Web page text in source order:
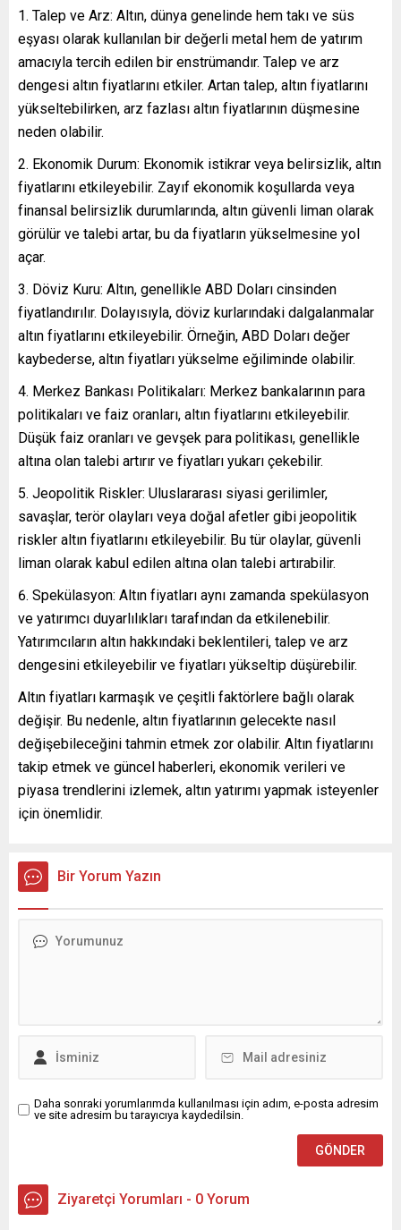
Talep ve Arz: Altın, dünya genelinde hem takı ve süs
eşyası olarak kullanılan bir değerli metal hem de yatırım
amacıyla tercih edilen bir enstrümandır. Talep ve arz
dengesi altın fiyatlarını etkiler. Artan talep, altın fiyatlarını
yükseltebilirken, arz fazlası altın fiyatlarının düşmesine
neden olabilir.
Ekonomik Durum: Ekonomik istikrar veya belirsizlik, altın
fiyatlarını etkileyebilir. Zayıf ekonomik koşullarda veya
finansal belirsizlik durumlarında, altın güvenli liman olarak
görülür ve talebi artar, bu da fiyatların yükselmesine yol
açar.
Döviz Kuru: Altın, genellikle ABD Doları cinsinden
fiyatlandırılır. Dolayısıyla, döviz kurlarındaki dalgalanmalar
altın fiyatlarını etkileyebilir. Örneğin, ABD Doları değer
kaybederse, altın fiyatları yükselme eğiliminde olabilir.
Merkez Bankası Politikaları: Merkez bankalarının para
politikaları ve faiz oranları, altın fiyatlarını etkileyebilir.
Düşük faiz oranları ve gevşek para politikası, genellikle
altına olan talebi artırır ve fiyatları yukarı çekebilir.
Jeopolitik Riskler: Uluslararası siyasi gerilimler,
savaşlar, terör olayları veya doğal afetler gibi jeopolitik
riskler altın fiyatlarını etkileyebilir. Bu tür olaylar, güvenli
liman olarak kabul edilen altına olan talebi artırabilir.
Spekülasyon: Altın fiyatları aynı zamanda spekülasyon
ve yatırımcı duyarlılıkları tarafından da etkilenebilir.
Yatırımcıların altın hakkındaki beklentileri, talep ve arz
dengesini etkileyebilir ve fiyatları yükseltip düşürebilir.
Altın fiyatları karmaşık ve çeşitli faktörlere bağlı olarak
değişir. Bu nedenle, altın fiyatlarının gelecekte nasıl
değişebileceğini tahmin etmek zor olabilir. Altın fiyatlarını
takip etmek ve güncel haberleri, ekonomik verileri ve
piyasa trendlerini izlemek, altın yatırımı yapmak isteyenler
için önemlidir.
Bir Yorum Yazın
Daha sonraki yorumlarımda kullanılması için adım, e-posta adresim
ve site adresim bu tarayıcıya kaydedilsin.
Ziyaretçi Yorumları - 0 Yorum